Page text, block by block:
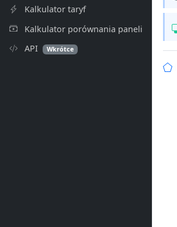
Kalkulator taryf
Kalkulator porównania paneli
API
Wkrótce